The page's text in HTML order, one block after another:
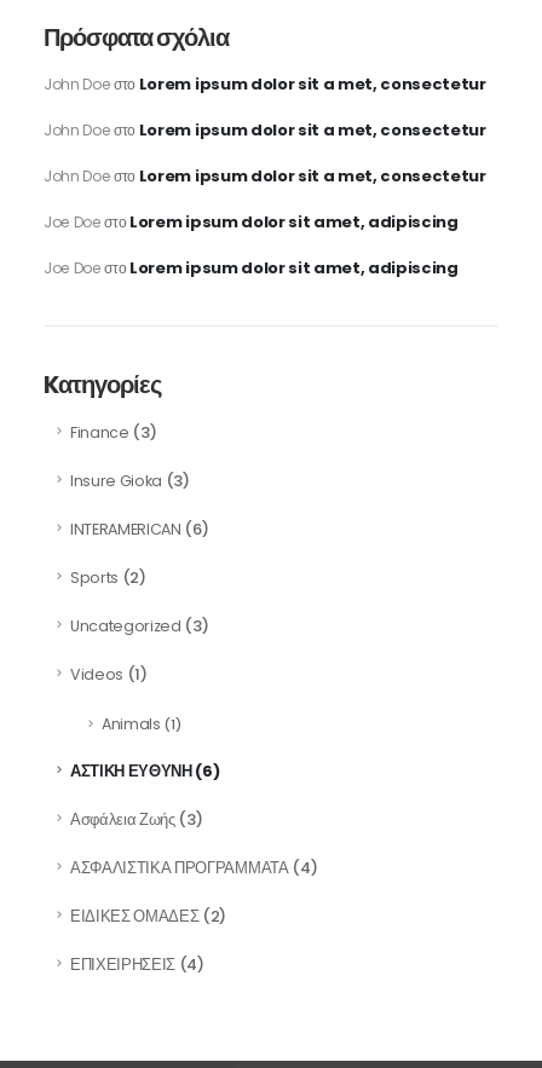
Πρόσφατα σχόλια
John Doeστο Lorem ipsum dolor sit a met, consectetur
John Doeστο Lorem ipsum dolor sit a met, consectetur
John Doeστο Lorem ipsum dolor sit a met, consectetur
Joe Doeστο Lorem ipsum dolor sit amet, adipiscing
Joe Doeστο Lorem ipsum dolor sit amet, adipiscing
Kατηγορίες
Finance (3)
Insure Gioka (3)
INTERAMERICAN (6)
Sports (2)
Uncategorized (3)
Videos (1)
Animals (1)
ΑΣΤΙΚΗ ΕΥΘΥΝΗ(6)
Ασφάλεια Ζωής(3)
ΑΣΦΑΛΙΣΤΙΚΑ ΠΡΟΓΡΑΜΜΑΤΑ(4)
ΕΙΔΙΚΕΣ ΟΜΑΔΕΣ(2)
ΕΠΙΧΕΙΡΗΣΕΙΣ (4)